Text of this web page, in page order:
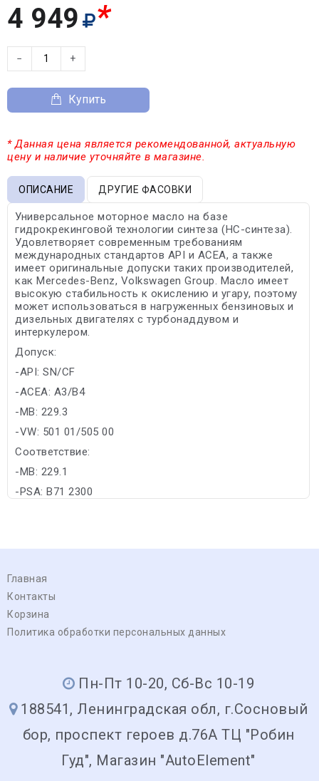
4 949 *
− +
Купить
* Данная цена является рекомендованной, актуальную
цену и наличие уточняйте в магазине.
ОПИСАНИЕ ДРУГИЕ ФАСОВКИ
Универсальное моторное масло на базе
гидрокрекинговой технологии синтеза (HC-синтеза).
Удовлетворяет современным требованиям
международных стандартов API и ACEA, а также
имеет оригинальные допуски таких производителей,
как Mercedes-Benz, Volkswagen Group. Масло имеет
высокую стабильность к окислению и угару, поэтому
может использоваться в нагруженных бензиновых и
дизельных двигателях с турбонаддувом и
интеркулером.
Допуск:
-API: SN/CF
-ACEA: A3/B4
-MB: 229.3
-VW: 501 01/505 00
Соответствие:
-MB: 229.1
-PSA: B71 2300
Главная
Контакты
Корзина
Политика обработки персональных данных
Пн-Пт 10-20, Сб-Вс 10-19
188541, Ленинградская обл, г.Сосновый
бор, проспект героев д.76А ТЦ "Робин
Гуд", Магазин "AutoElement"